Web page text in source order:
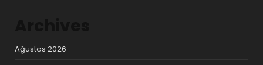
Ağustos 2026